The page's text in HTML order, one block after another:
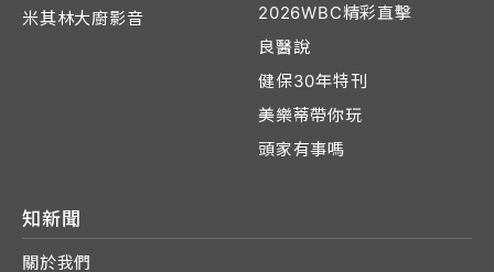
米其林大廚影音
2026WBC精彩直擊
良醫說
健保30年特刊
美樂蒂帶你玩
頭家有事嗎
知新聞
關於我們